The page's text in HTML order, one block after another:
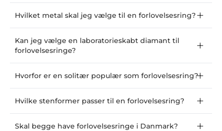
Hvilket metal skal jeg vælge til en forlovelsesring?
Kan jeg vælge en laboratorieskabt diamant til
forlovelsesringe?
Hvorfor er en solitær populær som forlovelsesring?
Hvilke stenformer passer til en forlovelsesring?
Skal begge have forlovelsesringe i Danmark?